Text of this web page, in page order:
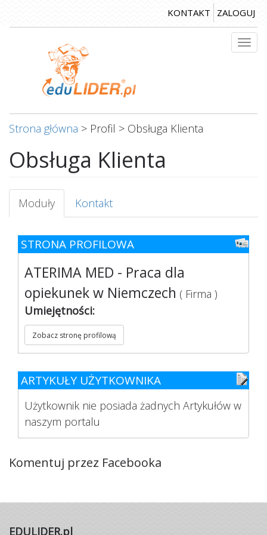
do
KONTAKT ZALOGUJ
Strona główna > Profil > Obsługa Klienta
Obsługa Klienta
Karty
podstawowe
Moduły (aktywna
karta)
Kontakt
STRONA PROFILOWA
ATERIMA MED - Praca dla
opiekunek w Niemczech ( Firma )
Umiejętności:
Zobacz stronę profilową
ARTYKUŁY UŻYTKOWNIKA
Użytkownik nie posiada żadnych Artykułów w
naszym portalu
Komentuj przez Facebooka
EDULIDER.pl